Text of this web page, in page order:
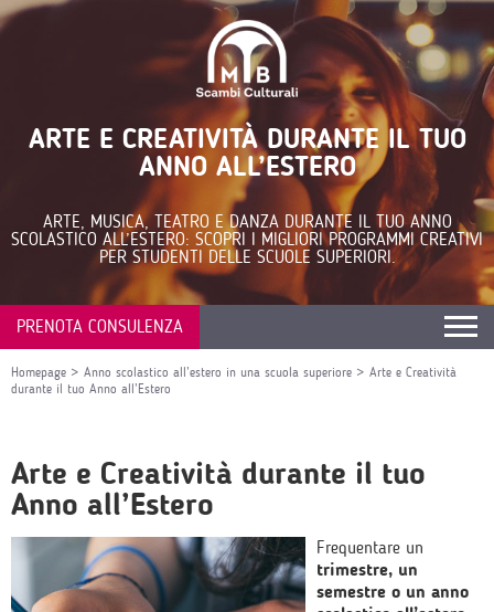
ARTE E CREATIVITÀ DURANTE IL TUO
ANNO ALL’ESTERO
ARTE, MUSICA, TEATRO E DANZA DURANTE IL TUO ANNO
SCOLASTICO ALL’ESTERO: SCOPRI I MIGLIORI PROGRAMMI CREATIVI
PER STUDENTI DELLE SCUOLE SUPERIORI.
PRENOTA CONSULENZA
Homepage > Anno scolastico all’estero in una scuola superiore > Arte e Creatività
durante il tuo Anno all’Estero
Arte e Creatività durante il tuo
Anno all’Estero
Frequentare un
trimestre, un
semestre o un anno